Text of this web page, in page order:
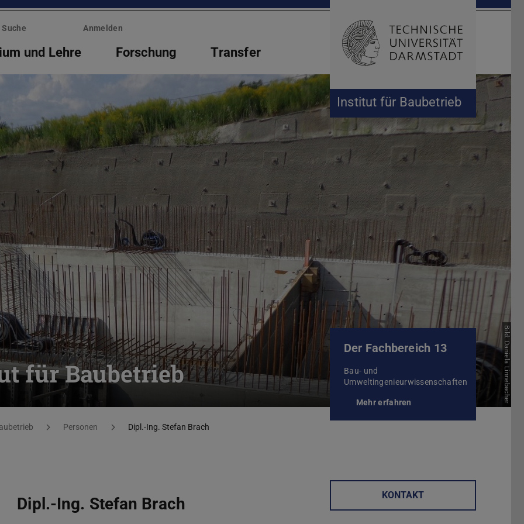
Institut für Baubetrieb
Suche Anmelden
und Lehre Forschung Transfer Suche öffnen
für Baubetrieb
Der Fachbereich 13
Bau- und
Umweltingenieurwissenschaften
Mehr erfahren (wird in neuem Tab geöffnet)
Bild: Daniela Linnebacher
Personen Dipl.-Ing. Stefan Brach
Dipl.-Ing. Stefan Brach KONTAKT